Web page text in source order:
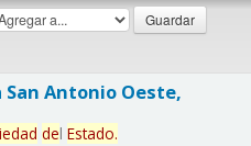
Antonio Oeste,
del Estado.